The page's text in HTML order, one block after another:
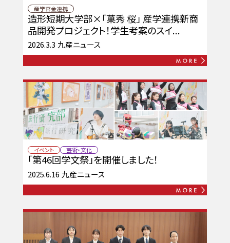
産学官金連携
造形短期大学部×「菓秀 桜」 産学連携新商
品開発プロジェクト！学生考案のスイ...
2026.3.3 九産ニュース
イベント 芸術・文化
「第46回学文祭」を開催しました！
2025.6.16 九産ニュース